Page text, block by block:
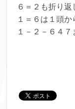
６＝２も折り返
１＝６は１頭か
１－２－６４７